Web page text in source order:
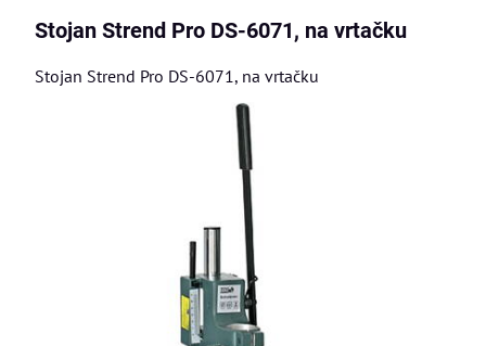
Stojan Strend Pro DS-6071, na vrtačku
Stojan Strend Pro DS-6071, na vrtačku